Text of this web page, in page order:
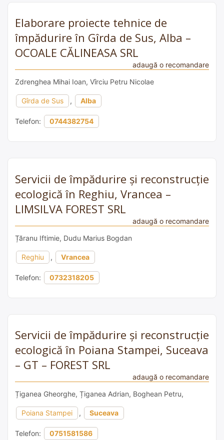
Elaborare proiecte tehnice de
împădurire în Gîrda de Sus, Alba –
OCOALE CĂLINEASA SRL
adaugă o recomandare
Zdrenghea Mihai Ioan, Vîrciu Petru Nicolae
Gîrda de Sus , Alba
Telefon: 0744382754
Servicii de împădurire și reconstrucție
ecologică în Reghiu, Vrancea –
LIMSILVA FOREST SRL
adaugă o recomandare
Țăranu Iftimie, Dudu Marius Bogdan
Reghiu , Vrancea
Telefon: 0732318205
Servicii de împădurire și reconstrucție
ecologică în Poiana Stampei, Suceava
– GT – FOREST SRL
adaugă o recomandare
Țiganea Gheorghe, Țiganea Adrian, Boghean Petru,
Poiana Stampei , Suceava
Telefon: 0751581586